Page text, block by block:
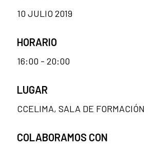
10 JULIO 2019
HORARIO
16:00 - 20:00
LUGAR
CCELIMA, SALA DE FORMACIÓN
COLABORAMOS CON